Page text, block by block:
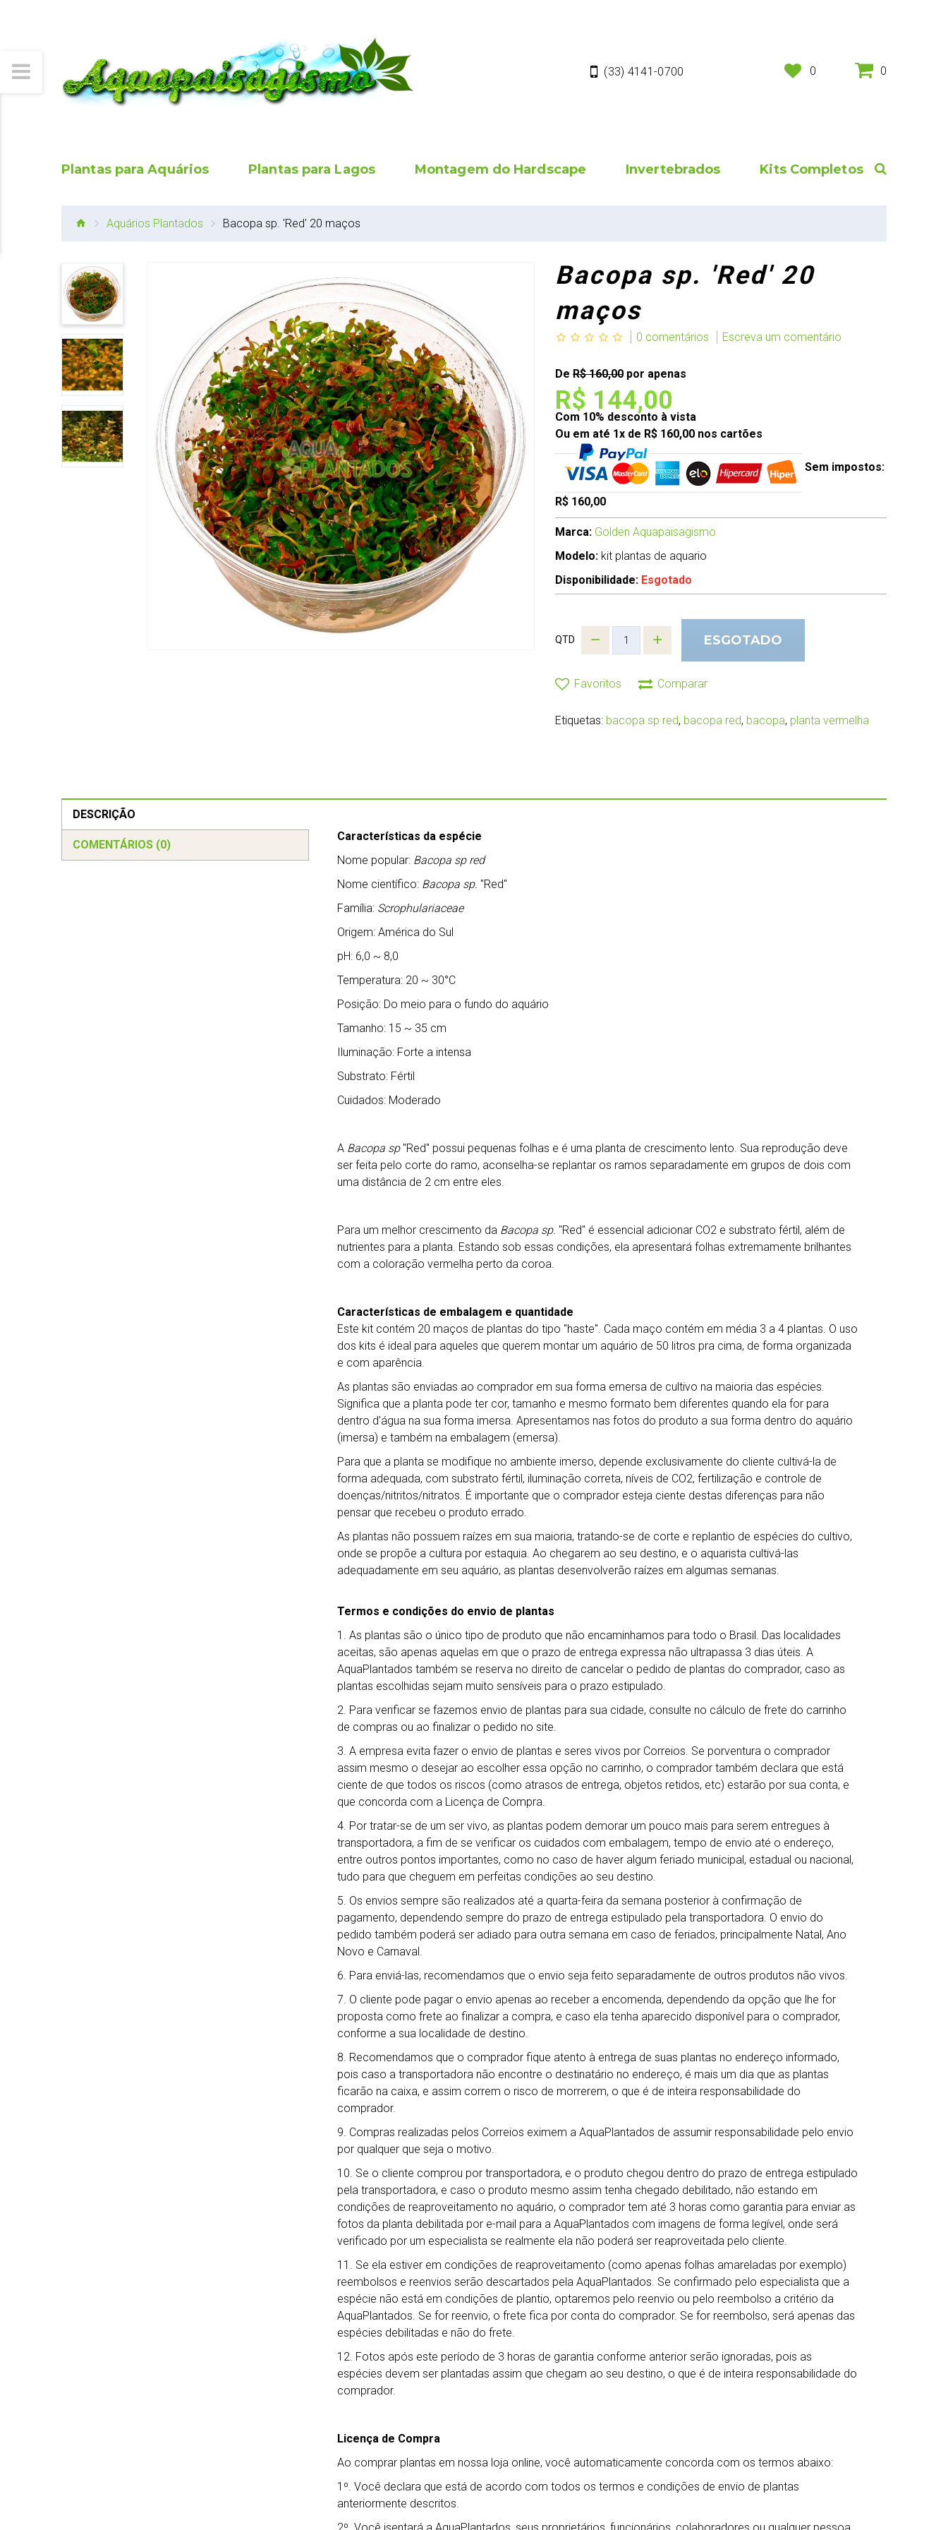
(33) 4141-0700 0 0
Plantas para Aquários Plantas para Lagos Montagem do Hardscape Invertebrados Kits Completos
Aquários Plantados Bacopa sp. 'Red' 20 maços
Bacopa sp. 'Red' 20
maços
0 comentários Escreva um comentário
De R$ 160,00 por apenas
R$ 144,00
Com 10% desconto à vista
Ou em até 1x de R$ 160,00 nos cartões
Sem impostos:
R$ 160,00
Marca: Golden Aquapaisagismo
Modelo: kit plantas de aquario
Disponibilidade: Esgotado
QTD ESGOTADO
Favoritos Comparar
Etiquetas: bacopa sp red, bacopa red, bacopa, planta vermelha
DESCRIÇÃO
COMENTÁRIOS (0)
Características da espécie
Nome popular: Bacopa sp red
Nome científico: Bacopa sp. "Red"
Família: Scrophulariaceae
Origem: América do Sul
pH: 6,0 ~ 8,0
Temperatura: 20 ~ 30°C
Posição: Do meio para o fundo do aquário
Tamanho: 15 ~ 35 cm
Iluminação: Forte a intensa
Substrato: Fértil
Cuidados: Moderado
A Bacopa sp"Red" possui pequenas folhas e é uma planta de crescimento lento. Sua reprodução deve
ser feita pelo corte do ramo, aconselha-se replantar os ramos separadamente em grupos de dois com
uma distância de 2 cm entre eles.
Para um melhor crescimento da Bacopa sp. "Red" é essencial adicionar CO2 e substrato fértil, além de
nutrientes para a planta. Estando sob essas condições, ela apresentará folhas extremamente brilhantes
com a coloração vermelha perto da coroa.
Características de embalagem e quantidade
Este kit contém 20 maços de plantas do tipo "haste". Cada maço contém em média 3 a 4 plantas. O uso
dos kits é ideal para aqueles que querem montar um aquário de 50 litros pra cima, de forma organizada
e com aparência.
As plantas são enviadas ao comprador em sua forma emersa de cultivo na maioria das espécies.
Significa que a planta pode ter cor, tamanho e mesmo formato bem diferentes quando ela for para
dentro d'água na sua forma imersa. Apresentamos nas fotos do produto a sua forma dentro do aquário
(imersa) e também na embalagem (emersa).
Para que a planta se modifique no ambiente imerso, depende exclusivamente do cliente cultivá-la de
forma adequada, com substrato fértil, iluminação correta, níveis de CO2, fertilização e controle de
doenças/nitritos/nitratos. É importante que o comprador esteja ciente destas diferenças para não
pensar que recebeu o produto errado.
As plantas não possuem raízes em sua maioria, tratando-se de corte e replantio de espécies do cultivo,
onde se propõe a cultura por estaquia. Ao chegarem ao seu destino, e o aquarista cultivá-las
adequadamente em seu aquário, as plantas desenvolverão raízes em algumas semanas.
Termos e condições do envio de plantas
1. As plantas são o único tipo de produto que não encaminhamos para todo o Brasil. Das localidades
aceitas, são apenas aquelas em que o prazo de entrega expressa não ultrapassa 3 dias úteis. A
AquaPlantados também se reserva no direito de cancelar o pedido de plantas do comprador, caso as
plantas escolhidas sejam muito sensíveis para o prazo estipulado.
2. Para verificar se fazemos envio de plantas para sua cidade, consulte no cálculo de frete do carrinho
de compras ou ao finalizar o pedido no site.
3. A empresa evita fazer o envio de plantas e seres vivos por Correios. Se porventura o comprador
assim mesmo o desejar ao escolher essa opção no carrinho, o comprador também declara que está
ciente de que todos os riscos (como atrasos de entrega, objetos retidos, etc) estarão por sua conta, e
que concorda com a Licença de Compra.
4. Por tratar-se de um ser vivo, as plantas podem demorar um pouco mais para serem entregues à
transportadora, a fim de se verificar os cuidados com embalagem, tempo de envio até o endereço,
entre outros pontos importantes, como no caso de haver algum feriado municipal, estadual ou nacional,
tudo para que cheguem em perfeitas condições ao seu destino.
5. Os envios sempre são realizados até a quarta-feira da semana posterior à confirmação de
pagamento, dependendo sempre do prazo de entrega estipulado pela transportadora. O envio do
pedido também poderá ser adiado para outra semana em caso de feriados, principalmente Natal, Ano
Novo e Carnaval.
6. Para enviá-las, recomendamos que o envio seja feito separadamente de outros produtos não vivos.
7. O cliente pode pagar o envio apenas ao receber a encomenda, dependendo da opção que lhe for
proposta como frete ao finalizar a compra, e caso ela tenha aparecido disponível para o comprador,
conforme a sua localidade de destino.
8. Recomendamos que o comprador fique atento à entrega de suas plantas no endereço informado,
pois caso a transportadora não encontre o destinatário no endereço, é mais um dia que as plantas
ficarão na caixa, e assim correm o risco de morrerem, o que é de inteira responsabilidade do
comprador.
9. Compras realizadas pelos Correios eximem a AquaPlantados de assumir responsabilidade pelo envio
por qualquer que seja o motivo.
10. Se o cliente comprou por transportadora, e o produto chegou dentro do prazo de entrega estipulado
pela transportadora, e caso o produto mesmo assim tenha chegado debilitado, não estando em
condições de reaproveitamento no aquário, o comprador tem até 3 horas como garantia para enviar as
fotos da planta debilitada por e-mail para a AquaPlantados com imagens de forma legível, onde será
verificado por um especialista se realmente ela não poderá ser reaproveitada pelo cliente.
11. Se ela estiver em condições de reaproveitamento (como apenas folhas amareladas por exemplo)
reembolsos e reenvios serão descartados pela AquaPlantados. Se confirmado pelo especialista que a
espécie não está em condições de plantio, optaremos pelo reenvio ou pelo reembolso a critério da
AquaPlantados. Se for reenvio, o frete fica por conta do comprador. Se for reembolso, será apenas das
espécies debilitadas e não do frete.
12. Fotos após este período de 3 horas de garantia conforme anterior serão ignoradas, pois as
espécies devem ser plantadas assim que chegam ao seu destino, o que é de inteira responsabilidade do
comprador.
Licença de Compra
Ao comprar plantas em nossa loja online, você automaticamente concorda com os termos abaixo:
1º. Você declara que está de acordo com todos os termos e condições de envio de plantas
anteriormente descritos.
2º. Você isentará a AquaPlantados, seus proprietários, funcionários, colaboradores ou qualquer pessoa